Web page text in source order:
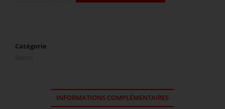
Catégorie
INFORMATIONS COMPLÉMENTAIRES